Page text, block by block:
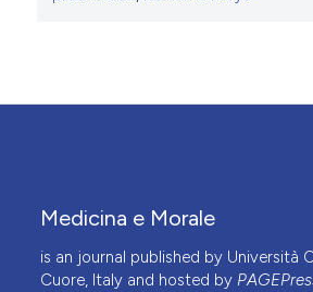
Medicina e Morale
is an journal published by Università
Cuore, Italy and hosted by